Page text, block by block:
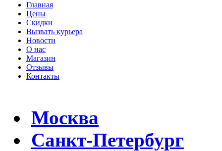
Главная
Цены
Скидки
Вызвать курьера
Новости
О нас
Магазин
Отзывы
Контакты
Москва
Санкт-Петербург